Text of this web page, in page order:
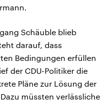
Schäuble blieb
darauf, dass
Bedingungen erfüllen
der CDU-Politiker die
Pläne zur Lösung der
müssten verlässliche